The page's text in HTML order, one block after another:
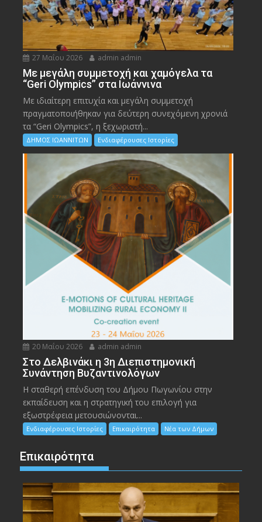
27 Μαΐου 2026 admin admin
Με μεγάλη συμμετοχή και χαμόγελα τα
“Geri Olympics” στα Ιωάννινα
Με ιδιαίτερη επιτυχία και μεγάλη συμμετοχή
πραγματοποιήθηκαν για δεύτερη συνεχόμενη χρονιά
τα “Geri Olympics”, η ξεχωριστή...
ΔΗΜΟΣ ΙΩΑΝΝΙΤΩΝ Ενδιαφέρουσες Ιστορίες
20 Μαΐου 2026 admin admin
Στο Δελβινάκι η 3η Διεπιστημονική
Συνάντηση Βυζαντινολόγων
Η σταθερή επένδυση του Δήμου Πωγωνίου στην
εκπαίδευση και η στρατηγική του επιλογή για
εξωστρέφεια μετουσιώνονται...
Ενδιαφέρουσες Ιστορίες Επικαιρότητα Νέα των Δήμων
Επικαιρότητα